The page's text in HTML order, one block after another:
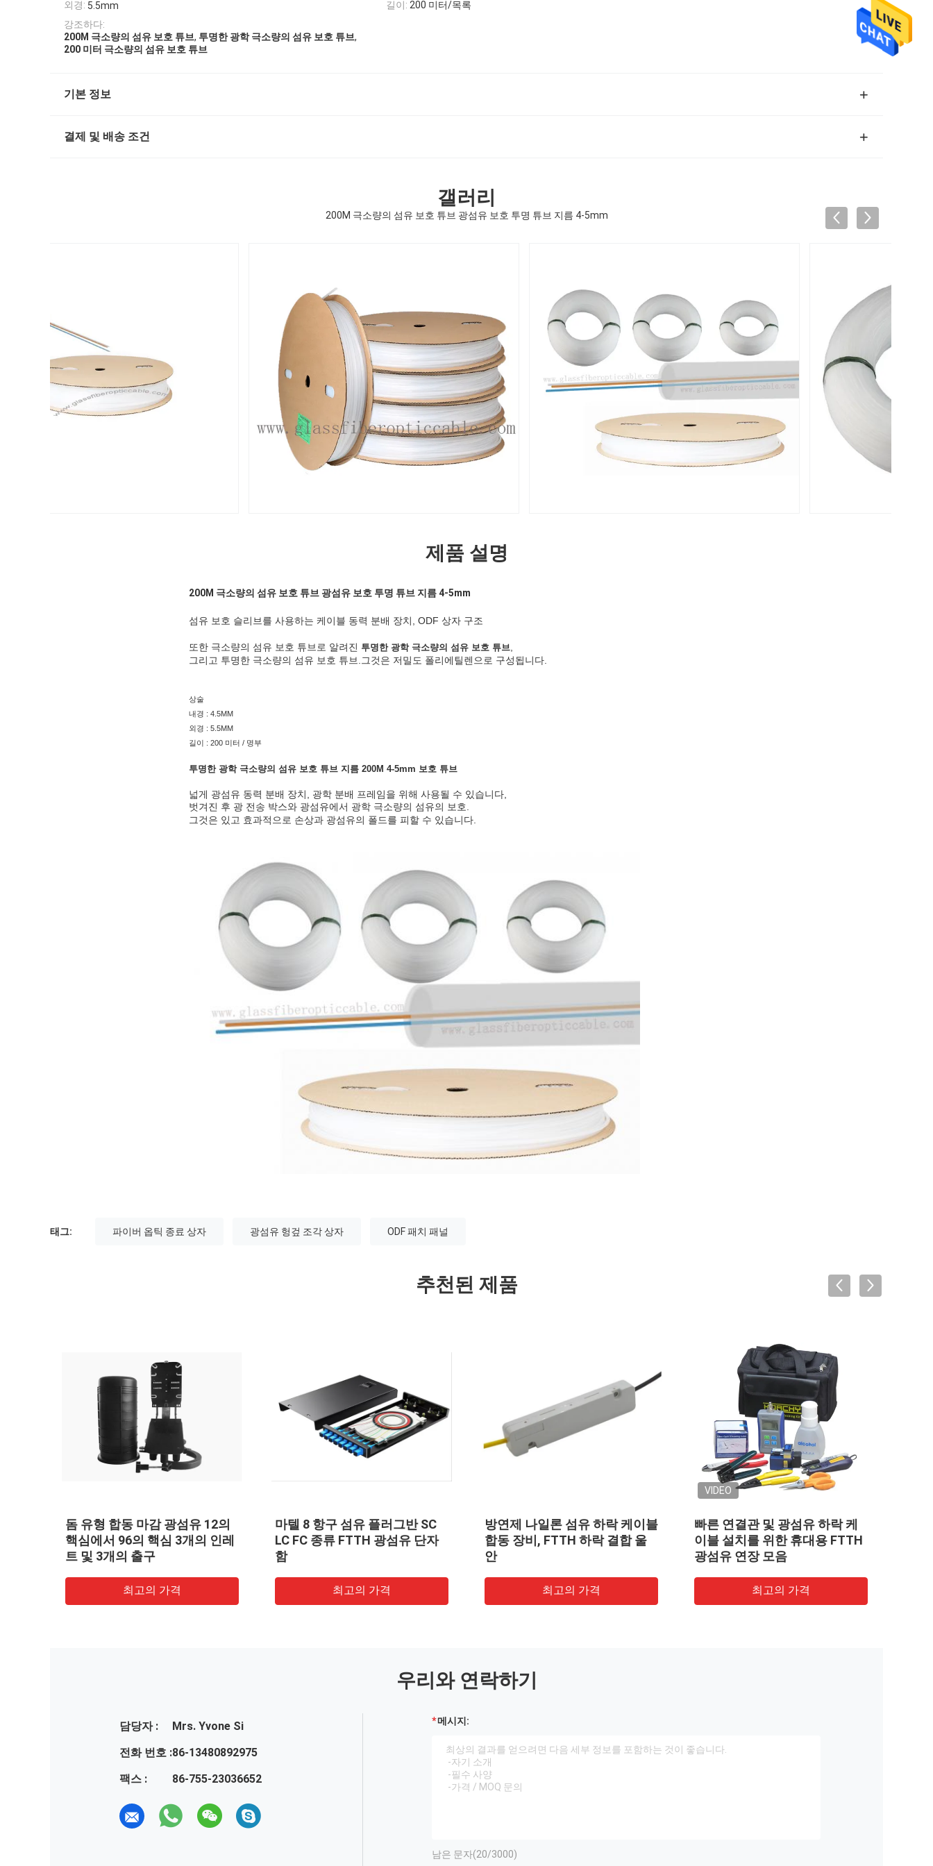
외경: 5.5mm 길이: 200 미터/목록
강조하다:
200M 극소량의 섬유 보호 튜브, 투명한 광학 극소량의 섬유 보호 튜브,
200 미터 극소량의 섬유 보호 튜브
기본 정보
결제 및 배송 조건
갤러리
200M 극소량의 섬유 보호 튜브 광섬유 보호 투명 튜브 지름 4-5mm
제품 설명
200M 극소량의 섬유 보호 튜브 광섬유 보호 투명 튜브 지름 4-5mm
섬유 보호 슬리브를 사용하는 케이블 동력 분배 장치, ODF 상자 구조
또한 극소량의 섬유 보호 튜브로 알려진 투명한 광학 극소량의 섬유 보호 튜브,
그리고 투명한 극소량의 섬유 보호 튜브.그것은 저밀도 폴리에틸렌으로 구성됩니다.
상술
내경 : 4.5MM
외경 : 5.5MM
길이 : 200 미터 / 명부
투명한 광학 극소량의 섬유 보호 튜브 지름 200M 4-5mm 보호 튜브
넓게 광섬유 동력 분배 장치, 광학 분배 프레임을 위해 사용될 수 있습니다,
벗겨진 후 광 전송 박스와 광섬유에서 광학 극소량의 섬유의 보호.
그것은 있고 효과적으로 손상과 광섬유의 폴드를 피할 수 있습니다.
태그: 파이버 옵틱 종료 상자 광섬유 헝겊 조각 상자 ODF 패치 패널
추천된 제품
마텔 8 항구 섬유 플러그반 SC
LC FC 종류 FTTH 광섬유 단자
최고의 가격
방연제 나일론 섬유 하락 케이블
합동 장비, FTTH 하락 결합 울
최고의 가격
빠른 연결관 및 광섬유 하락 케
이블 설치를 위한 휴대용 FTTH
광섬유 연장 모음
최고의 가격
250um PLC 벌거벗은 광섬유 쪼
개는 도구 1x8 강철 관 WDM 광
학적인 접근 8 항구
최고의 가격
우리와 연락하기
담당자 :
Mrs. Yvone Si
전화 번호 :86-13480892975
팩스 :
86-755-23036652
메시지:
남은 문자(20/3000)